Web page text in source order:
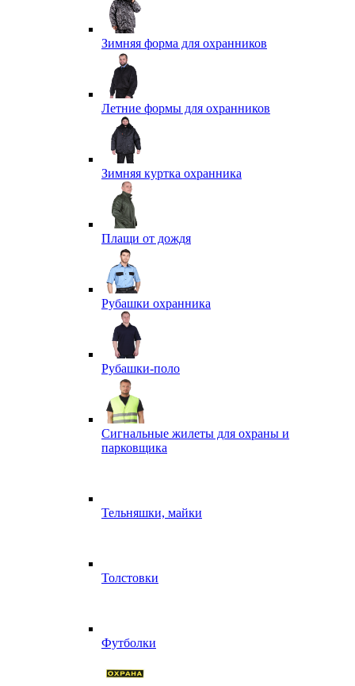
Зимняя форма для охранников
Летние формы для охранников
Зимняя куртка охранника
Плащи от дождя
Рубашки охранника
Рубашки-поло
Сигнальные жилеты для охраны и
парковщика
Тельняшки, майки
Толстовки
Футболки